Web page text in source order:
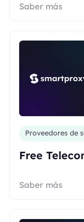
Saber más
Proveedores de
Free
Saber más